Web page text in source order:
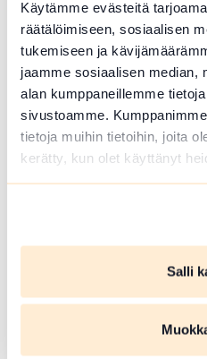
Käytämme evästeitä
räätälöimiseen, sosiaalisen
tukemiseen ja
jaamme sosiaalisen median,
alan kumppaneillemme
sivustoamme.
tietoja muihin tietoihin, joita
kerätty, kun olet käyttänyt
Salli
Väriroiskinta
-Ilmainen
Hämeenlinnan
Hämeenlinna
Pääset torilla